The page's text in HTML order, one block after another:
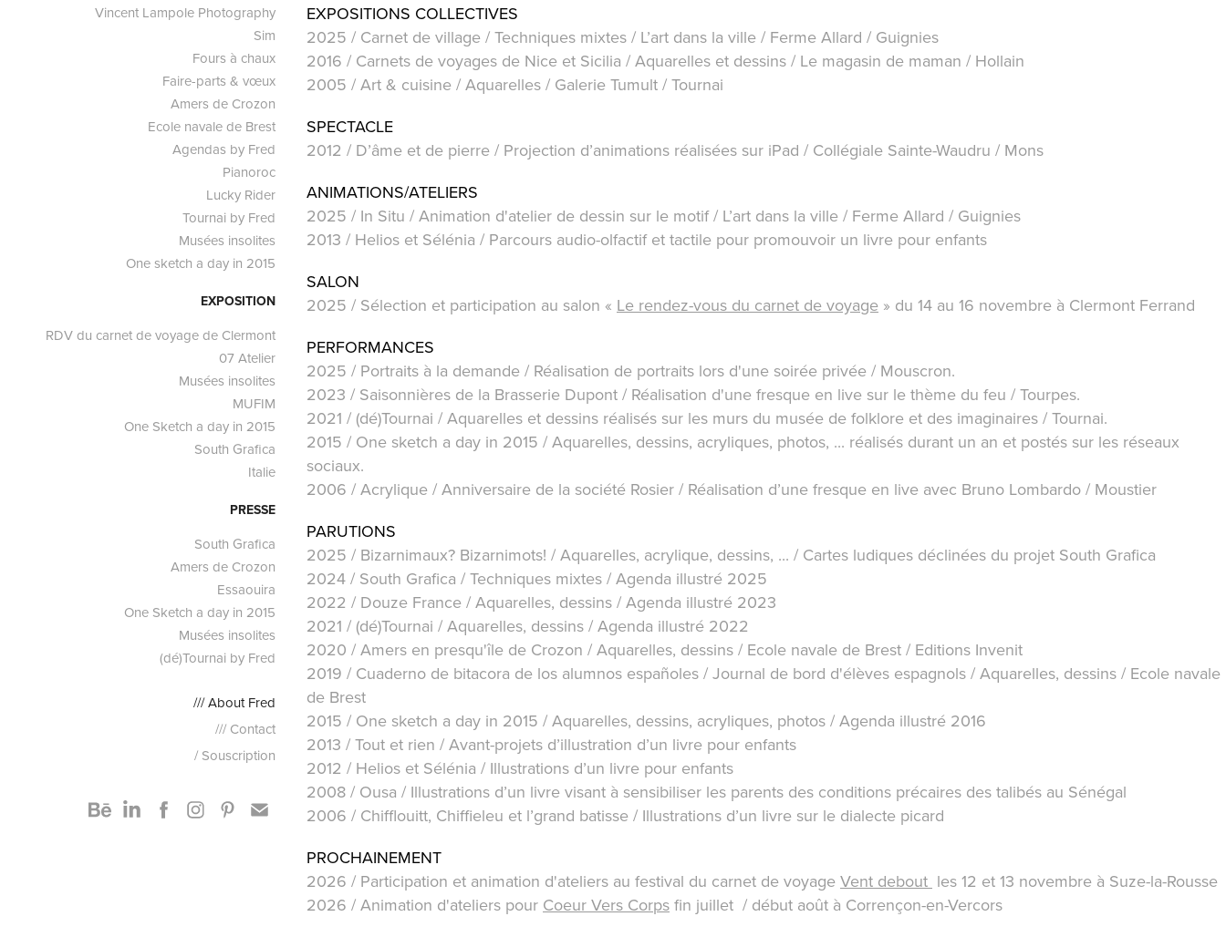
Vincent Lampole Photography
Sim
Fours à chaux
Faire-parts & vœux
Amers de Crozon
Ecole navale de Brest
Agendas by Fred
Pianoroc
Lucky Rider
Tournai by Fred
Musées insolites
One sketch a day in 2015
EXPOSITION
RDV du carnet de voyage de Clermont
07 Atelier
Musées insolites
MUFIM
One Sketch a day in 2015
South Grafica
Italie
PRESSE
South Grafica
Amers de Crozon
Essaouira
One Sketch a day in 2015
Musées insolites
(dé)Tournai by Fred
/// About Fred
/// Contact
/ Souscription
EXPOSITIONS COLLECTIVES
2025 / Carnet de village / Techniques mixtes / L’art dans la ville / Ferme Allard / Guignies
2016 / Carnets de voyages de Nice et Sicilia / Aquarelles et dessins / Le magasin de maman / Hollain
2005 / Art & cuisine / Aquarelles / Galerie Tumult / Tournai
SPECTACLE
2012 / D’âme et de pierre / Projection d’animations réalisées sur iPad / Collégiale Sainte-Waudru / Mons
ANIMATIONS/ATELIERS
2025 / In Situ / Animation d'atelier de dessin sur le motif / L’art dans la ville / Ferme Allard / Guignies
2013 / Helios et Sélénia / Parcours audio-olfactif et tactile pour promouvoir un livre pour enfants
SALON
2025 / Sélection et participation au salon « Le rendez-vous du carnet de voyage » du 14 au 16 novembre à Clermont Ferrand
PERFORMANCES
2025 / Portraits à la demande / Réalisation de portraits lors d'une soirée privée / Mouscron.
2023 / Saisonnières de la Brasserie Dupont / Réalisation d'une fresque en live sur le thème du feu / Tourpes.
2021 / (dé)Tournai / Aquarelles et dessins réalisés sur les murs du musée de folklore et des imaginaires / Tournai.
2015 / One sketch a day in 2015 / Aquarelles, dessins, acryliques, photos, ... réalisés durant un an et postés sur les réseaux
sociaux.
2006 / Acrylique / Anniversaire de la société Rosier / Réalisation d’une fresque en live avec Bruno Lombardo / Moustier
PARUTIONS
2025 / Bizarnimaux? Bizarnimots! / Aquarelles, acrylique, dessins, ... / Cartes ludiques déclinées du projet South Grafica
2024 / South Grafica / Techniques mixtes / Agenda illustré 2025
2022 / Douze France / Aquarelles, dessins / Agenda illustré 2023
2021 / (dé)Tournai / Aquarelles, dessins / Agenda illustré 2022
2020 / Amers en presqu'île de Crozon / Aquarelles, dessins / Ecole navale de Brest / Editions Invenit
2019 / Cuaderno de bitacora de los alumnos españoles / Journal de bord d'élèves espagnols / Aquarelles, dessins / Ecole navale
de Brest
2015 / One sketch a day in 2015 / Aquarelles, dessins, acryliques, photos / Agenda illustré 2016
2013 / Tout et rien / Avant-projets d’illustration d’un livre pour enfants
2012 / Helios et Sélénia / Illustrations d’un livre pour enfants
2008 / Ousa / Illustrations d’un livre visant à sensibiliser les parents des conditions précaires des talibés au Sénégal
2006 / Chifflouitt, Chiffieleu et l’grand batisse / Illustrations d’un livre sur le dialecte picard
PROCHAINEMENT
2026 / Participation et animation d'ateliers au festival du carnet de voyage Vent debout les 12 et 13 novembre à Suze-la-Rousse
2026 / Animation d'ateliers pour Coeur Vers Corps fin juillet / début août à Corrençon-en-Vercors